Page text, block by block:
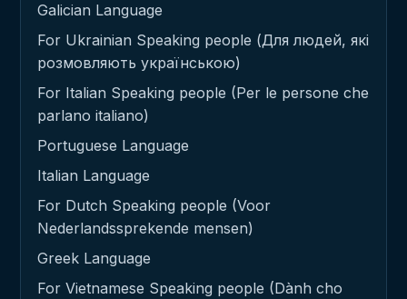
Galician Language
For Ukrainian Speaking people (Для людей, які
розмовляють українською)
For Italian Speaking people (Per le persone che
parlano italiano)
Portuguese Language
Italian Language
For Dutch Speaking people (Voor
Nederlandssprekende mensen)
Greek Language
For Vietnamese Speaking people (Dành cho